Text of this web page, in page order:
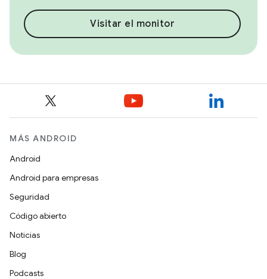
Visitar el monitor
MÁS ANDROID
Android
Android para empresas
Seguridad
Código abierto
Noticias
Blog
Podcasts